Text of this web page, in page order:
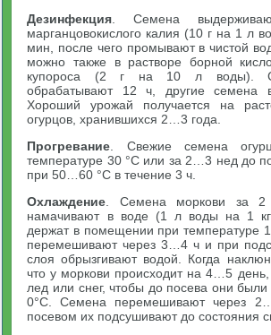
Дезинфекция . Семена
марганцовокислого калия (10 г на 1 л
мин, после чего промывают в чистой
можно также в растворе борной
купороса (2 г на 10 л воды).
обрабатывают 12 ч, другие семена в
Хороший урожай получается на
огурцов, хранившихся 2…3 года.
Прогревание . Свежие семена
температуре 30 °С или за 2…3 нед до
при 50…60 °С в течение 3 ч.
Охлаждение . Семена моркови за
намачивают в воде (1 л воды на 1
держат в помещении при температуре
перемешивают через 3…4 ч и при
слоя обрызгивают водой. Когда
что у моркови происходит на 4…5
лед или снег, чтобы до посева они
0°С. Семена перемешивают через
посевом их подсушивают до состояния